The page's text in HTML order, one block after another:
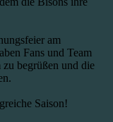
am
Fans und Team
zu begrüßen und die
Saison!